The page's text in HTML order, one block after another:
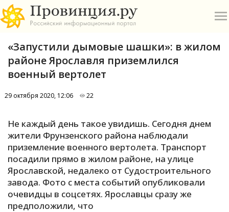
А
Б
В
П
«Запустили дымовые шашки»: в жилом
районе Ярославля приземлился
военный вертолет
29 октября 2020, 12:06 22
Не каждый день такое увидишь. Сегодня днем
жители Фрунзенского района наблюдали
приземление военного вертолета. Транспорт
посадили прямо в жилом районе, на улице
Ярославской, недалеко от Судостроительного
завода. Фото с места событий опубликовали
очевидцы в соцсетях. Ярославцы сразу же
предположили, что